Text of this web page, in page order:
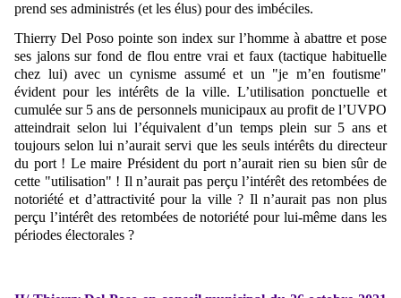
prend ses administrés (et les élus) pour des imbéciles.
Thierry Del Poso pointe son index sur l’homme à abattre et pose
ses jalons sur fond de flou entre vrai et faux (tactique habituelle
chez lui) avec un cynisme assumé et un "je m’en foutisme"
évident pour les intérêts de la ville. L’utilisation ponctuelle et
cumulée sur 5 ans de personnels municipaux au profit de l’UVPO
atteindrait selon lui l’équivalent d’un temps plein sur 5 ans et
toujours selon lui n’aurait servi que les seuls intérêts du directeur
du port ! Le maire Président du port n’aurait rien su bien sûr de
cette "utilisation" ! Il n’aurait pas perçu l’intérêt des retombées de
notoriété et d’attractivité pour la ville ? Il n’aurait pas non plus
perçu l’intérêt des retombées de notoriété pour lui-même dans les
périodes électorales ?